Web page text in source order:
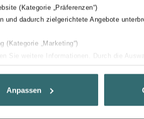
(Kategorie „Präferenzen“)
dadurch zielgerichtete Angebote
(Kategorie „Marketing“)
Sie weitere Informationen. Durch die
zu ermöglichen und Ihnen
Einwilligungen können Sie
Anpassen